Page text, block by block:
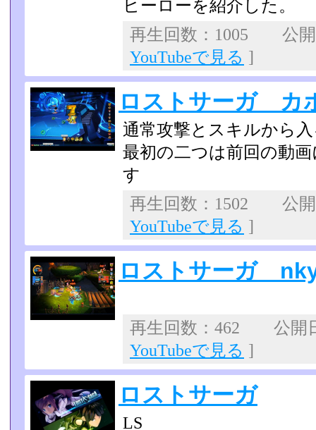
ヒーローを紹介した。
再生回数：1005 公
YouTubeで見る ]
ロストサーガ カ
通常攻撃とスキルから
最初の二つは前回の動
す
再生回数：1502 公
YouTubeで見る ]
ロストサーガ
再生回数：462 公開
YouTubeで見る ]
ロストサーガ
LS